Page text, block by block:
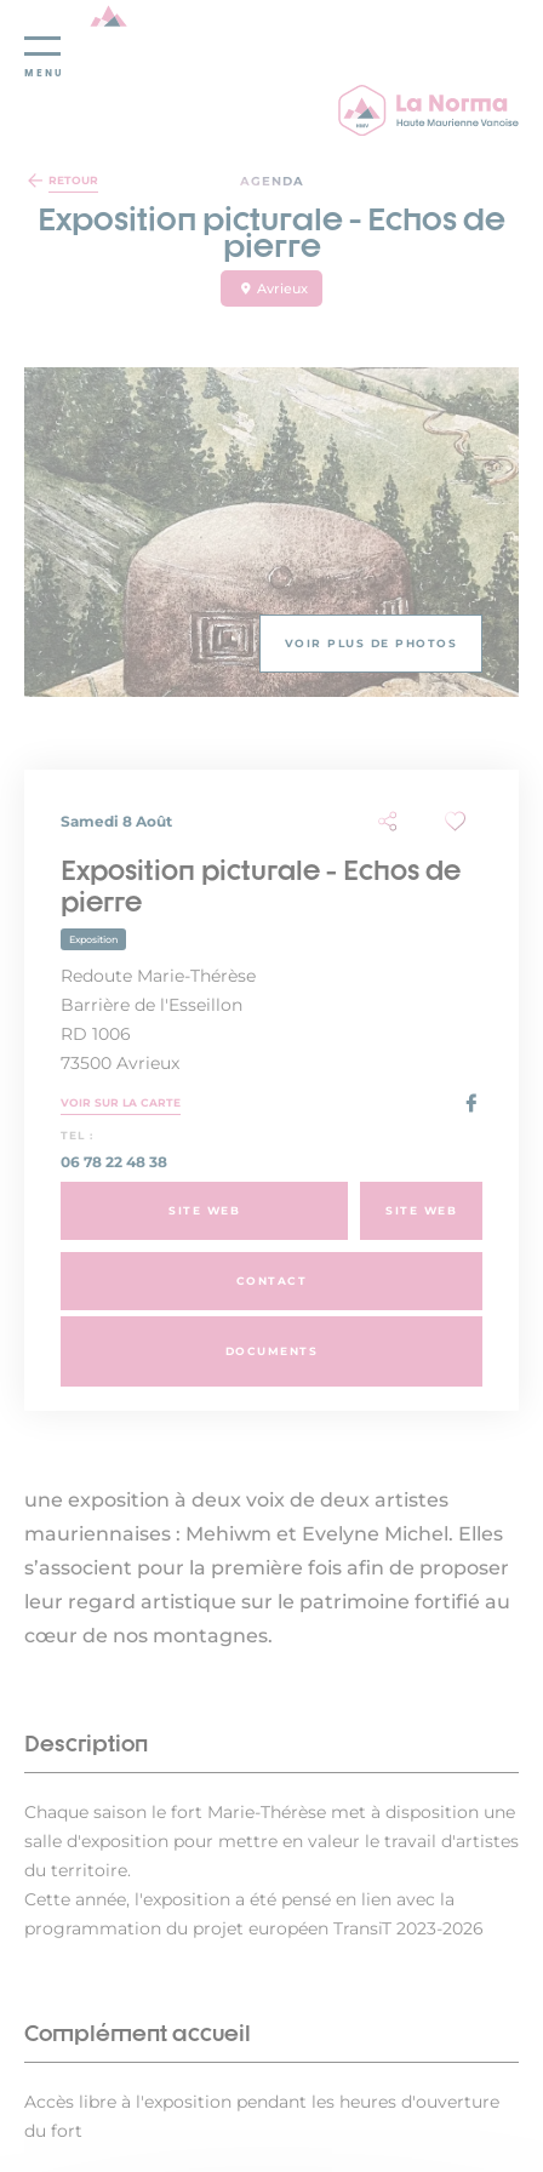
Panneau de gestion des cookies
MENU
RETOUR AGENDA
Exposition picturale - Echos de
pierre
Avrieux
VOIR PLUS DE PHOTOS
une exposition à deux voix de deux artistes
mauriennaises : Mehiwm et Evelyne Michel. Elles
s’associent pour la première fois afin de proposer
leur regard artistique sur le patrimoine fortifié au
cœur de nos montagnes.
Description
Chaque saison le fort Marie-Thérèse met à disposition une
salle d'exposition pour mettre en valeur le travail d'artistes
du territoire.
Cette année, l'exposition a été pensé en lien avec la
programmation du projet européen TransiT 2023-2026
Complément accueil
Accès libre à l'exposition pendant les heures d'ouverture
du fort
Samedi 8 Août
Exposition picturale - Echos de
pierre
Exposition
Redoute Marie-Thérèse
Barrière de l'Esseillon
RD 1006
73500 Avrieux
VOIR SUR LA CARTE
TEL :
06 78 22 48 38
SITE WEB SITE WEB
CONTACT
DOCUMENTS